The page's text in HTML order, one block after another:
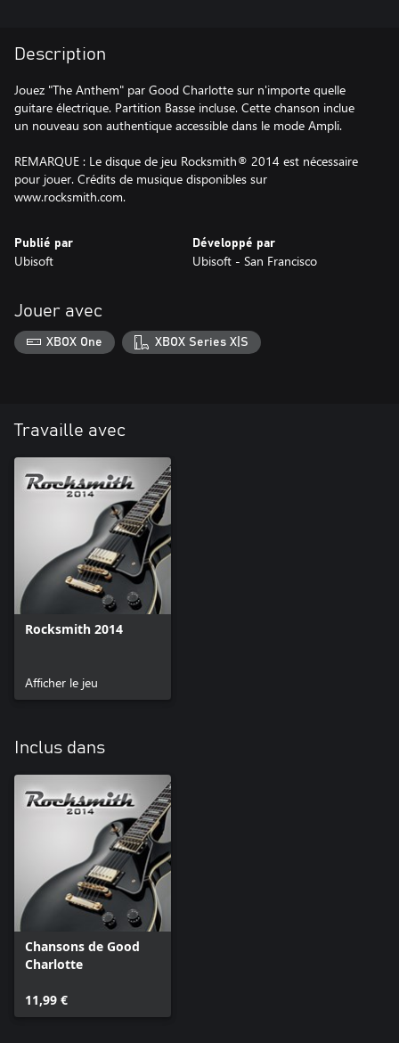
Description
Jouez "The Anthem" par Good Charlotte sur n'importe quelle
guitare électrique. Partition Basse incluse. Cette chanson inclue
un nouveau son authentique accessible dans le mode Ampli.
REMARQUE : Le disque de jeu Rocksmith® 2014 est nécessaire
pour jouer. Crédits de musique disponibles sur
www.rocksmith.com.
Publié par
Ubisoft
Développé par
Ubisoft - San Francisco
Jouer avec
XBOX One XBOX Series X|S
Travaille avec
Rocksmith 2014
Afficher le jeu
Inclus dans
Chansons de Good
Charlotte
11,99 €